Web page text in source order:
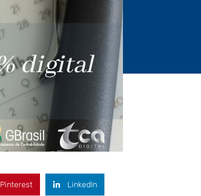
Pinterest LinkedIn